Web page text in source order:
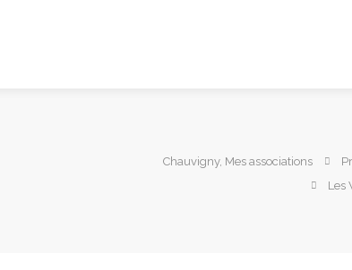
Chauvigny, Mes associations
Les